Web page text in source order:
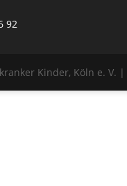
92
Kinder, Köln e. V. |